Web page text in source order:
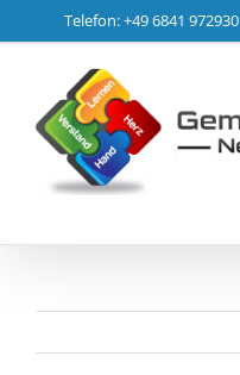
Inhalt
Telefon: +49 6841 972930